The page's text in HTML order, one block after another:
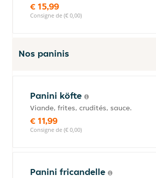
€ 15,99
Consigne de (€ 0,00)
Nos paninis
Panini köfte
Viande, frites, crudités, sauce.
€ 11,99
Consigne de (€ 0,00)
Panini fricandelle